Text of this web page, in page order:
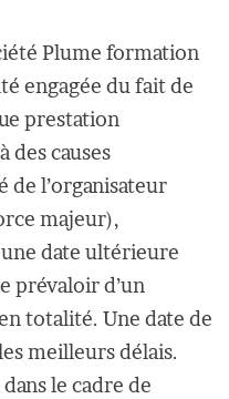
Plume formation
engagée du fait de
prestation
des causes
de l’organisateur
majeur),
date ultérieure
prévaloir d’un
totalité. Une date de
meilleurs délais.
le cadre de